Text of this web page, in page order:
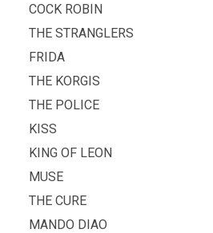
COCK ROBIN
THE STRANGLERS
FRIDA
THE KORGIS
THE POLICE
KISS
KING OF LEON
MUSE
THE CURE
MANDO DIAO